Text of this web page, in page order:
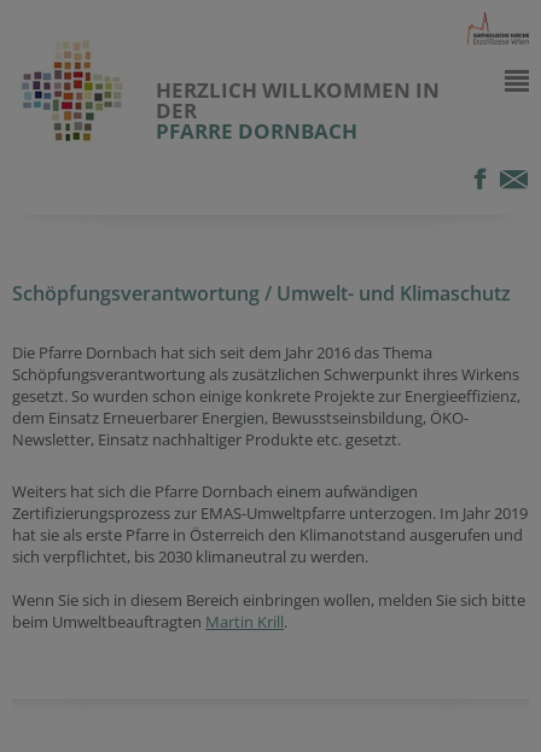
HERZLICH WILLKOMMEN IN
DER
PFARRE DORNBACH
Schöpfungsverantwortung / Umwelt- und Klimaschutz
Die Pfarre Dornbach hat sich seit dem Jahr 2016 das Thema
Schöpfungsverantwortung als zusätzlichen Schwerpunkt ihres Wirkens
gesetzt. So wurden schon einige konkrete Projekte zur Energieeffizienz,
dem Einsatz Erneuerbarer Energien, Bewusstseinsbildung, ÖKO-
Newsletter, Einsatz nachhaltiger Produkte etc. gesetzt.
Weiters hat sich die Pfarre Dornbach einem aufwändigen
Zertifizierungsprozess zur EMAS-Umweltpfarre unterzogen. Im Jahr 2019
hat sie als erste Pfarre in Österreich den Klimanotstand ausgerufen und
sich verpflichtet, bis 2030 klimaneutral zu werden.
Wenn Sie sich in diesem Bereich einbringen wollen, melden Sie sich bitte
beim Umweltbeauftragten Martin Krill.